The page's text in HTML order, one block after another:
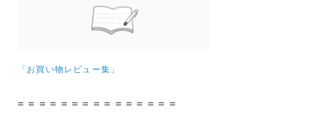
「お買い物レビュー集」
= = = = = = = = = = = = = = =